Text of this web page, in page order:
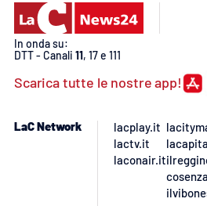
In onda su:
DTT - Canali 11, 17 e 111
Scarica tutte le nostre app!
LaC Network
lacplay.it
lactv.it
laconair.it